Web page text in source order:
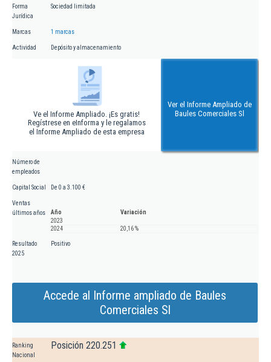
Forma
Jurídica
Sociedad limitada
Marcas 1 marcas
Actividad Depósito y almacenamiento
Ve el Informe Ampliado. ¡Es gratis!
Regístrese en eInforma y le regalamos
el Informe Ampliado de esta empresa
Ver el Informe Ampliado de
Baules Comerciales Sl
Número de
empleados
Capital Social De 0 a 3.100 €
Ventas
últimos años
Año
Variación
2023
2024
20,16 %
Resultado
2025
Positivo
Accede al Informe ampliado de Baules
Comerciales Sl
Ranking
Nacional
Posición 220.251